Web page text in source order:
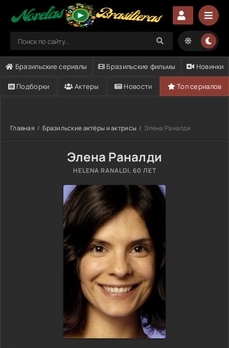
Бразильские сериалы Бразильские фильмы Новинки
Подборки Актеры Новости Топ сериалов
Главная Бразильские актёры и актрисы Элена Раналди
Элена Раналди
HELENA RANALDI, 60 ЛЕТ